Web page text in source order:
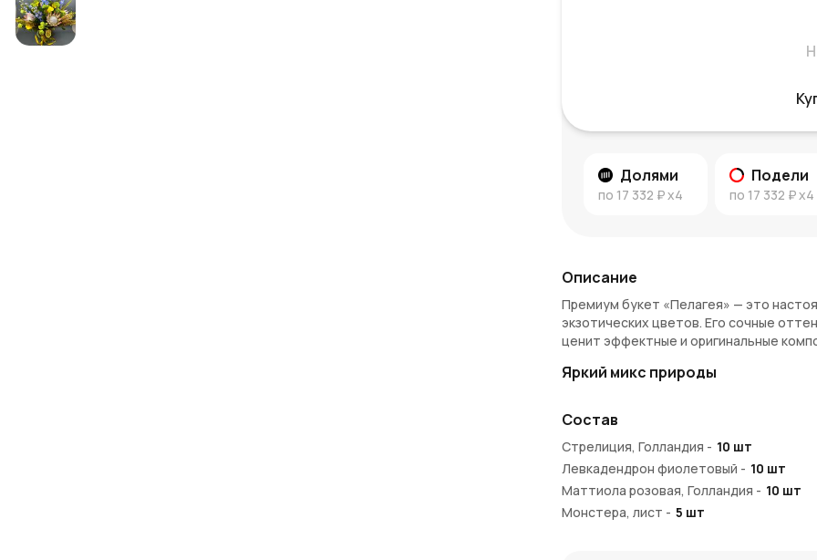
Долями
по 17 332 ₽x4
Подели
по 17 332 ₽x4
Описание
Премиум букет «Пелагея» — это
экзотических цветов. Его сочные
ценит эффектные и оригинальные
Яркий микс природы
вибурнумы и яркие пурпурные
создать яркий и гармоничный образ.
подчёркивая его тропический стиль.
Идеальный выбор для особых
«Пелагея» — это букет для смелых и
Состав
Стрелиция, Голландия - 10 шт
Левкадендрон фиолетовый - 10 шт
Маттиола розовая, Голландия - 10 шт
Монстера, лист - 5 шт